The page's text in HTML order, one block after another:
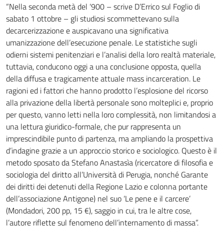
“Nella seconda metà del ‘900 – scrive D’Errico sul Foglio di
sabato 1 ottobre – gli studiosi scommettevano sulla
decarcerizzazione e auspicavano una significativa
umanizzazione dell’esecuzione penale. Le statistiche sugli
odierni sistemi penitenziari e l’analisi della loro realtà materiale,
tuttavia, conducono oggi a una conclusione opposta, quella
della diffusa e tragicamente attuale mass incarceration. Le
ragioni ed i fattori che hanno prodotto l’esplosione del ricorso
alla privazione della libertà personale sono molteplici e, proprio
per questo, vanno letti nella loro complessità, non limitandosi a
una lettura giuridico-formale, che pur rappresenta un
imprescindibile punto di partenza, ma ampliando la prospettiva
d’indagine grazie a un approccio storico e sociologico. Questo è il
metodo sposato da Stefano Anastasìa (ricercatore di filosofia e
sociologia del diritto all’Università di Perugia, nonché Garante
dei diritti dei detenuti della Regione Lazio e colonna portante
dell’associazione Antigone) nel suo ‘Le pene e il carcere’
(Mondadori, 200 pp, 15 €), saggio in cui, tra le altre cose,
l’autore riflette sul fenomeno dell’internamento di massa”.